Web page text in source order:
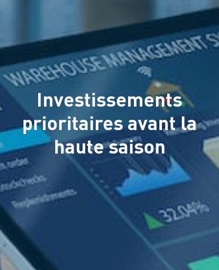
Investissements
prioritaires avant la
haute saison